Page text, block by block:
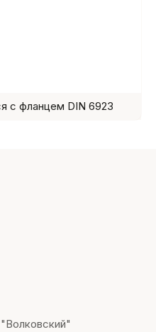
с фланцем DIN 6923